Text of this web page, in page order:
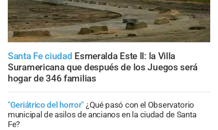
Santa Fe ciudad Esmeralda Este II: la Villa
Suramericana que después de los Juegos será
hogar de 346 familias
"Geriátrico del horror" ¿Qué pasó con el Observatorio
municipal de asilos de ancianos en la ciudad de Santa
Fe?